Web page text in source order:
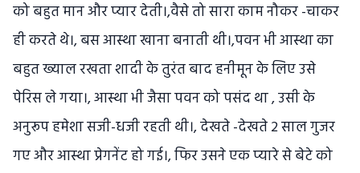
को बहुत मान और प्यार देती।,वैसे तो सारा काम नौकर -चाकर
ही करते थे।, बस आस्था खाना बनाती थी।,पवन भी आस्था का
बहुत ख्याल रखता शादी के तुरंत बाद हनीमून के लिए उसे
पेरिस ले गया।, आस्था भी जैसा पवन को पसंद था , उसी के
अनुरूप हमेशा सजी-धजी रहती थी।, देखते -देखते 2 साल गुजर
गए और आस्था प्रेगनेंट हो गई।, फिर उसने एक प्यारे से बेटे को